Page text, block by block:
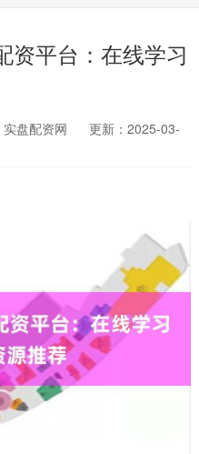
资平台：在线学习
盘配资网
更新：2025-03-